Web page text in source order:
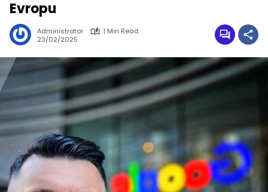
Evropu
Administrator
1 Min Read
23/02/2025